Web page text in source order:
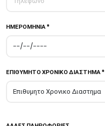
ΗΜΕΡΟΜΗΝΙΑ *
ΕΠΙΘΥΜΗΤΟ ΧΡΟΝΙΚΟ ΔΙΑΣΤΗΜΑ *